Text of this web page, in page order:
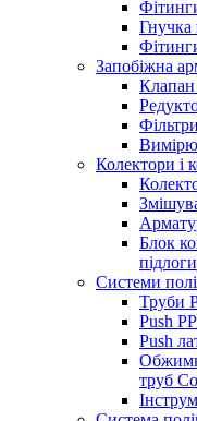
Гнучка
Запобіжна
Клапан
Колектори і
Блок
підлоги
Системи
Труби
Push
Push
труб